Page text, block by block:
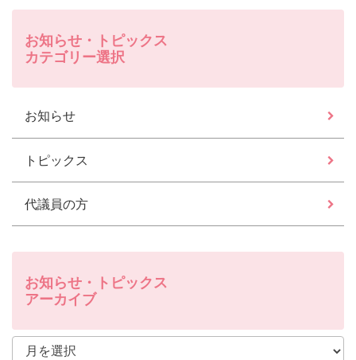
お知らせ・トピックス
カテゴリー選択
お知らせ
トピックス
代議員の方
お知らせ・トピックス
アーカイブ